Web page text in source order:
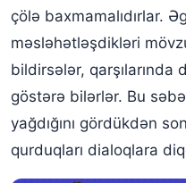
Yuxuda pəncərədən baxıb
Yuxuda qar dənəciyi
Yuxuda qarda
Yuxuda üstünə qar
çölə baxmamalıdırlar.
məsləhətləşdikləri
bildirsələr,
göstərə bilərlər. Bu
yağdığını gördükdən
qurduqları dialoqlara